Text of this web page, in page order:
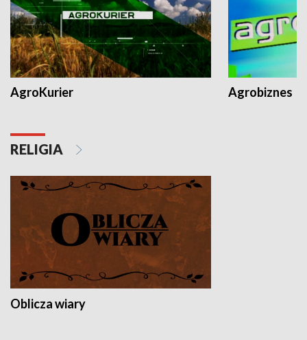
AgroKurier Agrobiznes
RELIGIA
Oblicza wiary